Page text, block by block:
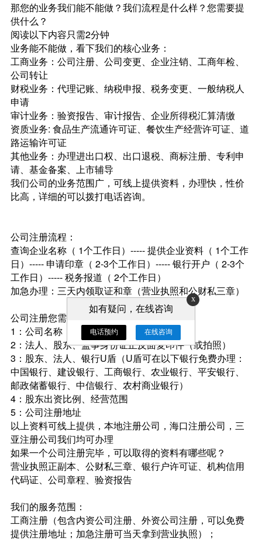
那您的业务我们能不能做？我们流程是什么样？您需要提
供什么？
阅读以下内容只需2分钟
业务能不能做，看下我们的核心业务：
工商业务：公司注册、公司变更、企业注销、工商年检、
公司转让
财税业务：代理记账、纳税申报、税务变更、一般纳税人
申请
审计业务：验资报告、审计报告、企业所得税汇算清缴
资质业务: 食品生产流通许可证、餐饮生产经营许可证、道
路运输许可证
其他业务：办理进出口权、出口退税、商标注册、专利申
请、基金备案、上市辅导
我们公司的业务范围广，可线上提供资料，办理快，性价
比高，详细的可以拨打电话咨询。
公司注册流程：
查询企业名称（ 1个工作日）----- 提供企业资料（ 1个工作
日）----- 申请印章（ 2-3个工作日）----- 银行开户（ 2-3个
工作日）----- 税务报道（ 2个工作日）
加急办理：三天内领取证和章（营业执照和公财私三章）
公司注册您需要提供的资料：
1：公司名称（提供2-3个）
2：法人、股东、监事身份证正反面复印件（或拍照）
3：股东、法人、银行U盾（U盾可在以下银行免费办理：
中国银行、建设银行、工商银行、农业银行、平安银行、
邮政储蓄银行、中信银行、农村商业银行）
4：股东出资比例、经营范围
5：公司注册地址
以上资料可线上提供，本地注册公司，海口注册公司，三
亚注册公司我们均可办理
如果一个公司注册完毕，可以取得的资料有哪些呢？
营业执照正副本、公财私三章、银行户许可证、机构信用
代码证、公司章程、验资报告
我们的服务范围：
工商注册（包含内资公司注册、外资公司注册，可以免费
提供注册地址；加急注册可当天拿到营业执照）；
x
如有疑问，在线咨询
电话预约 在线咨询